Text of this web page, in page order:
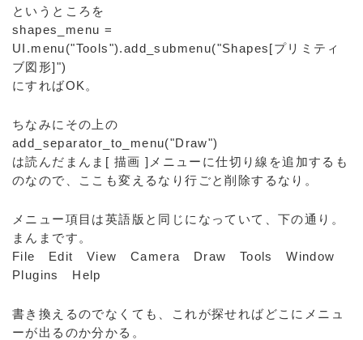
というところを
shapes_menu =
UI.menu("Tools").add_submenu("Shapes[プリミティ
ブ図形]")
にすればOK。
ちなみにその上の
add_separator_to_menu("Draw")
は読んだまんま[ 描画 ]メニューに仕切り線を追加するも
のなので、ここも変えるなり行ごと削除するなり。
メニュー項目は英語版と同じになっていて、下の通り。
まんまです。
File Edit View Camera Draw Tools Window
Plugins Help
書き換えるのでなくても、これが探せればどこにメニュ
ーが出るのか分かる。